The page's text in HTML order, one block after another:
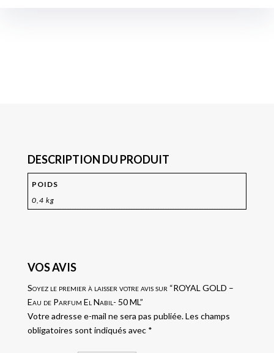
DESCRIPTION DU PRODUIT
POIDS
0,4 kg
VOS AVIS
Soyez le premier à laisser votre avis sur “ROYAL GOLD –
Eau de Parfum El Nabil- 50 ML”
Votre adresse e-mail ne sera pas publiée.Les champs
obligatoires sont indiqués avec *